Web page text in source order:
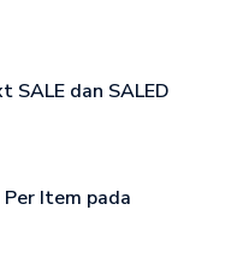
SALE dan SALED
Item pada